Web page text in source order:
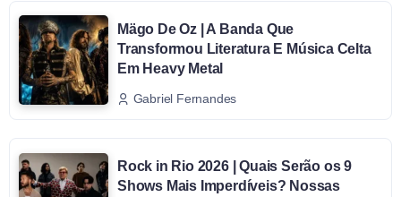
Mägo De Oz | A Banda Que
Transformou Literatura E Música Celta
Em Heavy Metal
Gabriel Fernandes
Rock in Rio 2026 | Quais Serão os 9
Shows Mais Imperdíveis? Nossas